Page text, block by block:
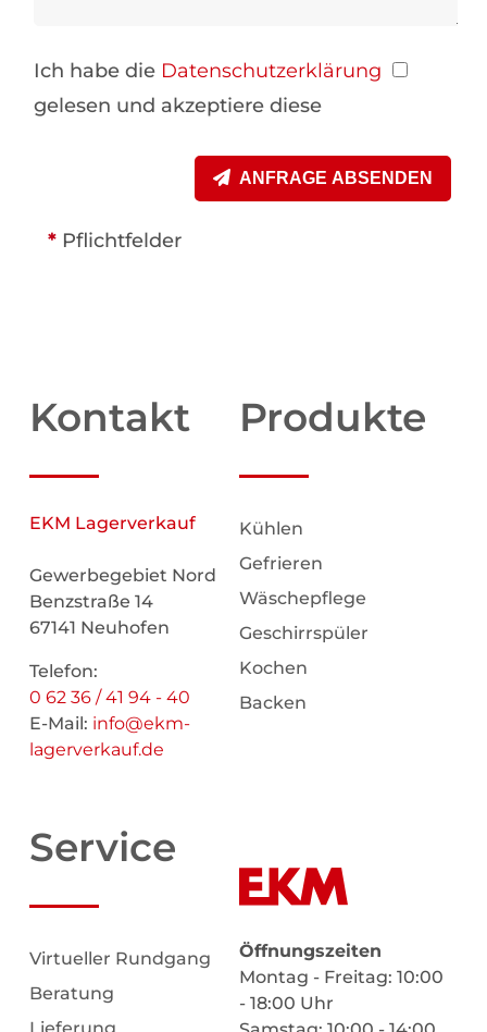
Ich habe die Datenschutzerklärung
gelesen und akzeptiere diese
ANFRAGE ABSENDEN
*Pflichtfelder
Kontakt
EKM Lagerverkauf
Gewerbegebiet Nord
Benzstraße 14
67141 Neuhofen
Telefon:
0 62 36 / 41 94 - 40
E-Mail: info@ekm-
lagerverkauf.de
Produkte
Kühlen
Gefrieren
Wäschepflege
Geschirrspüler
Kochen
Backen
Service
Virtueller Rundgang
Beratung
Öffnungszeiten
Montag - Freitag: 10:00
- 18:00 Uhr